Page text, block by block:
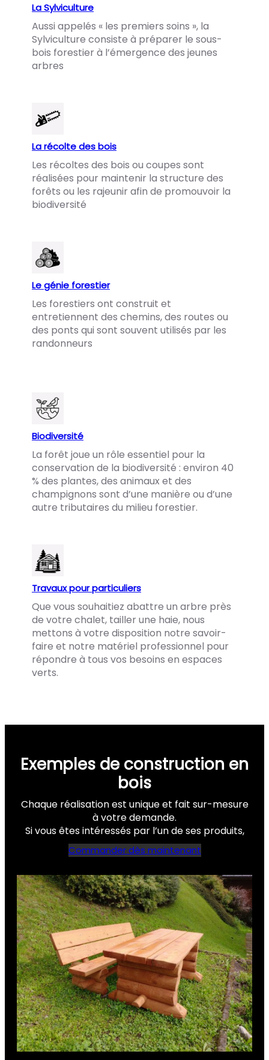
La Sylviculture
Aussi appelés « les premiers soins », la
Sylviculture consiste à préparer le sous-
bois forestier à l’émergence des jeunes
arbres
La récolte des bois
Les récoltes des bois ou coupes sont
réalisées pour maintenir la structure des
forêts ou les rajeunir afin de promouvoir la
biodiversité
Le génie forestier
Les forestiers ont construit et
entretiennent des chemins, des routes ou
des ponts qui sont souvent utilisés par les
randonneurs
Biodiversité
La forêt joue un rôle essentiel pour la
conservation de la biodiversité : environ 40
% des plantes, des animaux et des
champignons sont d’une manière ou d’une
autre tributaires du milieu forestier.
Travaux pour particuliers
Que vous souhaitiez abattre un arbre près
de votre chalet, tailler une haie, nous
mettons à votre disposition notre savoir-
faire et notre matériel professionnel pour
répondre à tous vos besoins en espaces
verts.
Exemples de construction en
bois
Chaque réalisation est unique et fait sur-mesure
à votre demande.
Si vous êtes intéressés par l’un de ses produits,
Commander dès maintenant